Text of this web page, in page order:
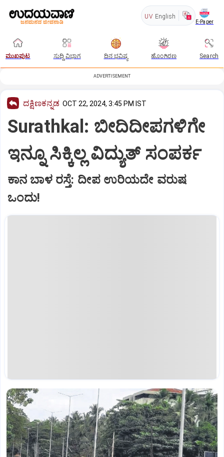
UV English
E-Paper
ಮುಖಪುಟ ಸುದ್ದಿ ವಿಭಾಗ ದಿನ ಭವಿಷ್ಯ ಹೊಂಗಿರಣ Search
ADVERTISEMENT
ದಕ್ಷಿಣಕನ್ನಡ OCT 22, 2024, 3:45 PM IST
Surathkal: ಬೀದಿದೀಪಗಳಿಗೇ
ಇನ್ನೂ ಸಿಕ್ಕಿಲ್ಲ ವಿದ್ಯುತ್‌ ಸಂಪರ್ಕ
ಕಾನ ಬಾಳ ರಸ್ತೆ: ದೀಪ ಉರಿಯದೇ ವರುಷ
ಒಂದು!